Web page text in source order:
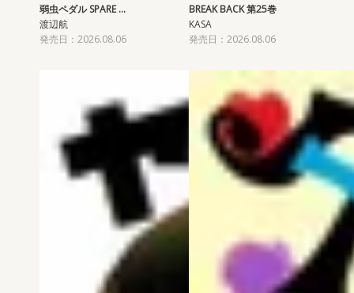
弱虫ペダル SPARE …
渡辺航
発売日：2026.08.06
BREAK BACK 第25巻
KASA
発売日：2026.08.06